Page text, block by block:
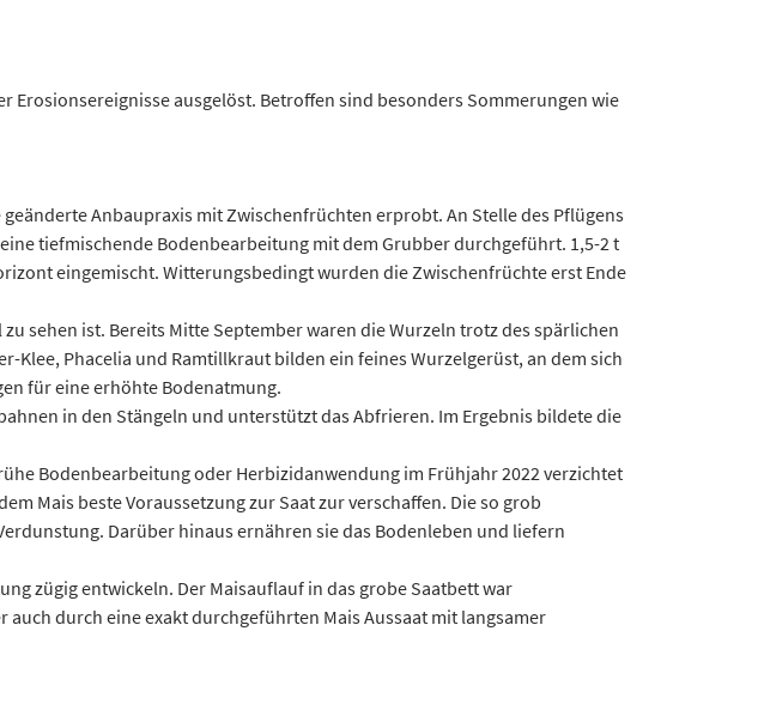
ausgelöst. Betroffen sind besonders Sommerungen wie
Anbaupraxis mit Zwischenfrüchten erprobt. An Stelle des Pflügens
tiefmischende Bodenbearbeitung mit dem Grubber durchgeführt. 1,5-2 t
eingemischt. Witterungsbedingt wurden die Zwischenfrüchte erst Ende
sehen ist. Bereits Mitte September waren die Wurzeln trotz des spärlichen
Klee, Phacelia und Ramtillkraut bilden ein feines Wurzelgerüst, an dem sich
für eine erhöhte Bodenatmung.
in den Stängeln und unterstützt das Abfrieren. Im Ergebnis bildete die
Bodenbearbeitung oder Herbizidanwendung im Frühjahr 2022 verzichtet
Mais beste Voraussetzung zur Saat zur verschaffen. Die so grob
Darüber hinaus ernähren sie das Bodenleben und liefern
zügig entwickeln. Der Maisauflauf in das grobe Saatbett war
durch eine exakt durchgeführten Mais Aussaat mit langsamer